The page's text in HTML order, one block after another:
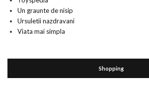
Un graunte de nisip
Ursuletii nazdravani
Viata mai simpla
Shopping